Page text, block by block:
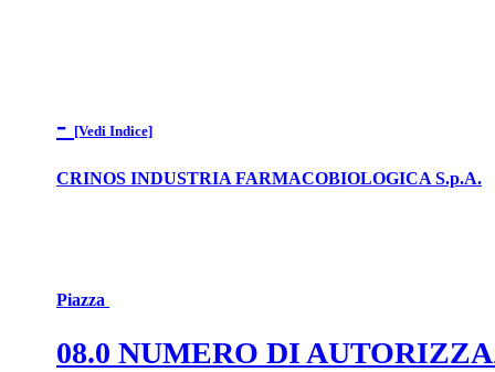
- [Vedi Indice]
CRINOS INDUSTRIA FARMACOBIOLOGICA S.p.A.
Piazza
08.0 NUMERO DI